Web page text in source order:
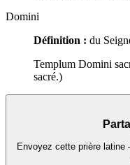
Domini
Définition : du
Templum Domini
sacré.)
Envoyez cette prière